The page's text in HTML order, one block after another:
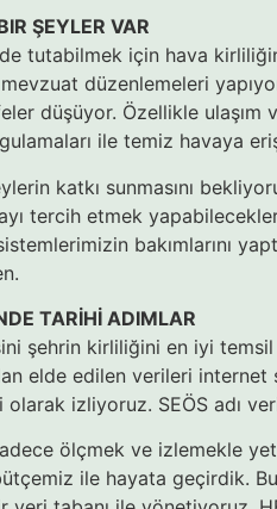
ŞEYLER VAR
tutabilmek için hava
mevzuat düzenlemeleri
düşüyor. Özellikle ulaşım
ile temiz havaya
katkı sunmasını
tercih etmek
bakımlarını
TARİHİ ADIMLAR
şehrin kirliliğini en iyi temsil
elde edilen verileri
olarak izliyoruz. SEÖS adı
ölçmek ve izlemekle
ile hayata geçirdik.